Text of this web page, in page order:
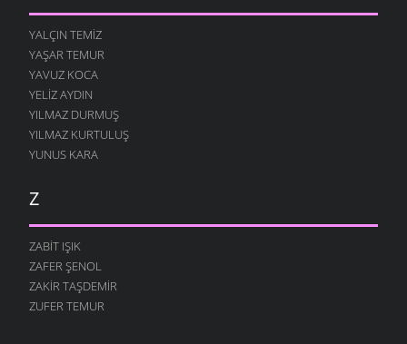
YALÇIN TEMIZ
YAŞAR TEMUR
YAVUZ KOCA
YELIZ AYDIN
YILMAZ DURMUŞ
YILMAZ KURTULUŞ
YUNUS KARA
Z
ZABIT IŞIK
ZAFER ŞENOL
ZAKIR TAŞDEMIR
ZUFER TEMUR